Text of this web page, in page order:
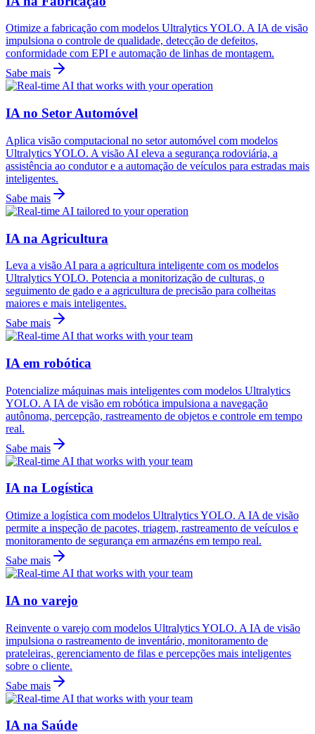
Otimize a fabricação com modelos Ultralytics YOLO. A IA de visão
impulsiona o controle de qualidade, detecção de defeitos,
conformidade com EPI e automação de linhas de montagem.
Sabe mais
IA no Setor Automóvel
Aplica visão computacional no setor automóvel com modelos
Ultralytics YOLO. A visão AI eleva a segurança rodoviária, a
assistência ao condutor e a automação de veículos para estradas mais
inteligentes.
Sabe mais
IA na Agricultura
Leva a visão AI para a agricultura inteligente com os modelos
Ultralytics YOLO. Potencia a monitorização de culturas, o
seguimento de gado e a agricultura de precisão para colheitas
maiores e mais inteligentes.
Sabe mais
IA em robótica
Potencialize máquinas mais inteligentes com modelos Ultralytics
YOLO. A IA de visão em robótica impulsiona a navegação
autônoma, percepção, rastreamento de objetos e controle em tempo
real.
Sabe mais
IA na Logística
Otimize a logística com modelos Ultralytics YOLO. A IA de visão
permite a inspeção de pacotes, triagem, rastreamento de veículos e
monitoramento de segurança em armazéns em tempo real.
Sabe mais
IA no varejo
Reinvente o varejo com modelos Ultralytics YOLO. A IA de visão
impulsiona o rastreamento de inventário, monitoramento de
prateleiras, gerenciamento de filas e percepções mais inteligentes
sobre o cliente.
Sabe mais
IA na Saúde